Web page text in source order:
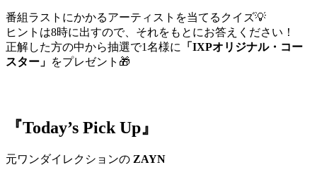
番組ラストにかかるアーティストを当てるクイズ💡
ヒントは8時に出すので、それをもとにお答えください！
正解した方の中から抽選で1名様に
「IXPオリジナル・コー
スター」 をプレゼント🎁
『Today’s Pick Up』
元ワンダイレクションの ZAYN